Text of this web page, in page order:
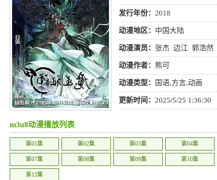
发行年份： 2018
动漫地区： 中国大陆
动漫演员： 张杰 边江 郭浩然
张太康
动漫作者： 熊可
动漫类型： 国语,方言,动画
更新时间： 2025/5/25 1:36:30
m3u8动漫播放列表
第01集 第02集 第03集 第04集
第07集 第08集 第09集 第10集
第13集